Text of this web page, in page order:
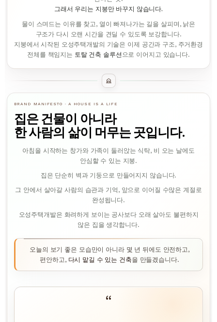
그래서 우리는 지붕만 바꾸지 않습니다.
물이 스며드는 이유를 찾고, 열이 빠져나가는 길을 살피며, 낡은
구조가 다시 오랜 시간을 견딜 수 있도록 보강합니다.
지붕에서 시작된 오성주택개발의 기술은 이제 공간과 구조, 주거환경
전체를 책임지는 토탈 건축 솔루션 으로 이어지고 있습니다.
BRAND MANIFESTO · A HOUSE IS A LIFE
집은 건물이 아니라
한 사람의 삶이 머무는 곳입니다.
아침을 시작하는 창가와 가족이 둘러앉는 식탁, 비 오는 날에도
안심할 수 있는 지붕.
집은 단순히 벽과 기둥으로 만들어지지 않습니다.
그 안에서 살아갈 사람의 습관과 기억, 앞으로 이어질 수많은 계절로
완성됩니다.
오성주택개발은 화려하게 보이는 공사보다 오래 살아도 불편하지
않은 집을 생각합니다.
오늘의 보기 좋은 모습만이 아니라 몇 년 뒤에도 안전하고,
편안하고, 다시 맡길 수 있는 건축을 만들겠습니다.
“